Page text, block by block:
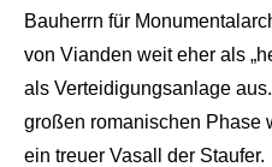
Bauherrn für
von Vianden weit eher als
als Verteidigungsanlage
großen romanischen Phase
ein treuer Vasall der Staufer.